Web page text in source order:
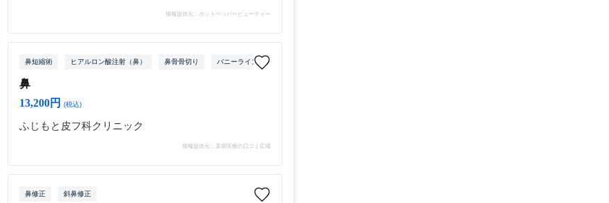
情報提供元：ホットペッパービューティー
鼻短縮術 ヒアルロン酸注射（鼻） 鼻骨骨切り バニーライン・鼻根ボトックス
鼻
13,200円
(税込)
ふじもと皮フ科クリニック
情報提供元：美容医療の口コミ広場
鼻修正 斜鼻修正